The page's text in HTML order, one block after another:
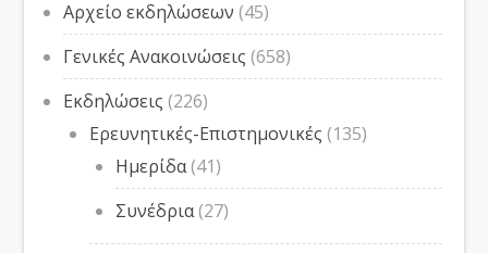
Αρχείο εκδηλώσεων (45)
Γενικές Ανακοινώσεις (658)
Εκδηλώσεις (226)
Ερευνητικές-Επιστημονικές (135)
Ημερίδα(41)
Συνέδρια(27)